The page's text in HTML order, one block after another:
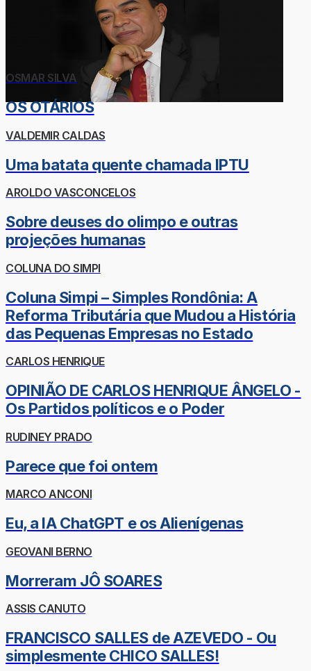
OSMAR SILVA
OS OTÁRIOS
VALDEMIR CALDAS
Uma batata quente chamada IPTU
AROLDO VASCONCELOS
Sobre deuses do olimpo e outras
projeções humanas
COLUNA DO SIMPI
Coluna Simpi – Simples Rondônia: A
Reforma Tributária que Mudou a História
das Pequenas Empresas no Estado
CARLOS HENRIQUE
OPINIÃO DE CARLOS HENRIQUE ÂNGELO -
Os Partidos políticos e o Poder
RUDINEY PRADO
Parece que foi ontem
MARCO ANCONI
Eu, a IA ChatGPT e os Alienígenas
GEOVANI BERNO
Morreram JÔ SOARES
ASSIS CANUTO
FRANCISCO SALLES de AZEVEDO - Ou
simplesmente CHICO SALLES!